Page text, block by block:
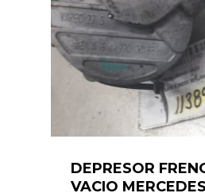
DEPRESOR
VACIO